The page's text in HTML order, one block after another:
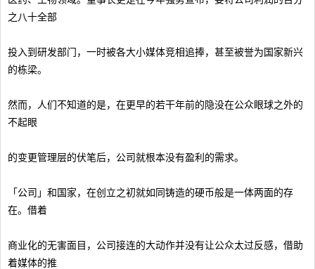
之八十全部
投入到研发部门，一时被各大小媒体竞相追捧，甚至被誉为国家新兴
的栋梁。
然而，人们不知道的是，在更早的若干年前的隐没在公众眼球之外的
不起眼
的变更管理层的伏笔后，公司就根本没有盈利的需求。
「公司」和国家，在创立之初就如同铸造的硬币般是一体两面的存
在。借着
商业化的无害面目，公司接连的大动作并没有让公众太过反感，借助
着媒体的推